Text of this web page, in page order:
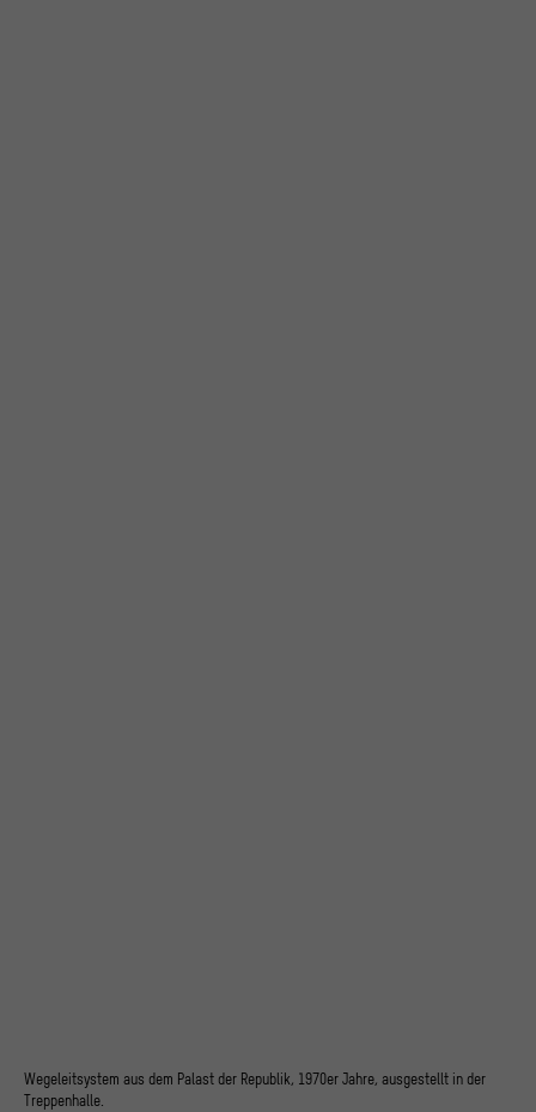
Wegeleitsystem aus dem Palast der Republik, 1970er Jahre, ausgestellt in der
Treppenhalle.